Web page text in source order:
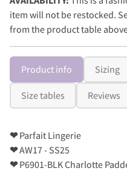
item will not be restocked.
from the product table
Product info Sizing
Size tables Reviews
❤Parfait Lingerie
❤AW17 - SS25
❤P6901-BLK Charlotte